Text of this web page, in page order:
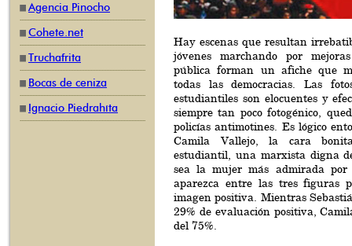
Agencia Pinocho
Cohete.net
Truchafrita
Bocas de ceniza
Ignacio Piedrahíta
Hay escenas que resultan
jóvenes marchando por
pública forman un afiche que
todas las democracias. Las
estudiantiles son elocuentes y
siempre tan poco fotogénico,
policías antimotines. Es lógico
Camila Vallejo, la cara
estudiantil, una marxista digna
sea la mujer más admirada por
aparezca entre las tres figuras
imagen positiva. Mientras
29% de evaluación positiva,
del 75%.